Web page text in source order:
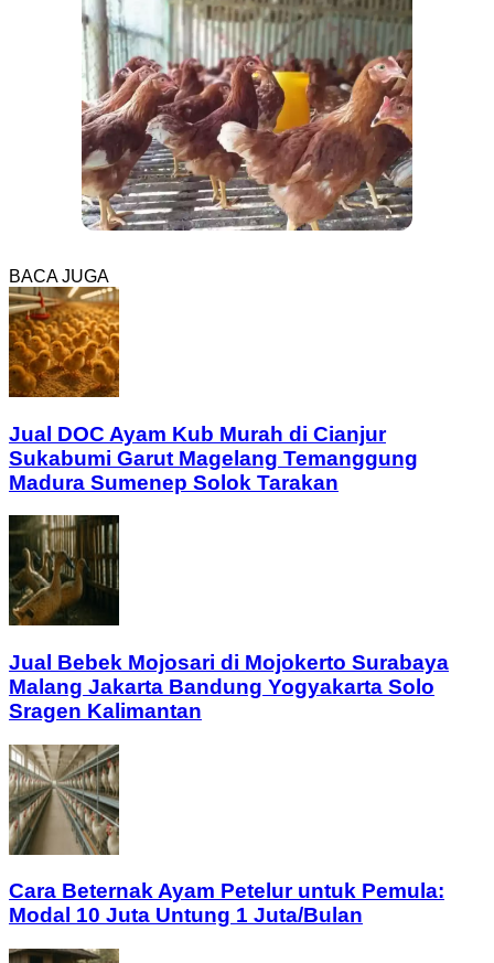
BACA JUGA
Jual DOC Ayam Kub Murah di Cianjur
Sukabumi Garut Magelang Temanggung
Madura Sumenep Solok Tarakan
Jual Bebek Mojosari di Mojokerto Surabaya
Malang Jakarta Bandung Yogyakarta Solo
Sragen Kalimantan
Cara Beternak Ayam Petelur untuk Pemula:
Modal 10 Juta Untung 1 Juta/Bulan